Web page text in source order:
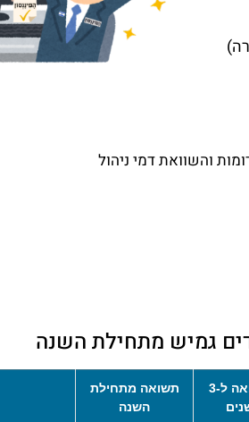
והשוואת דמי ניהול
גמיש מתחילת השנה
תשואה ל-3
תשואה מתחילת
השנה